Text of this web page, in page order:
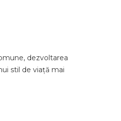
dezvoltarea
stil de viață mai